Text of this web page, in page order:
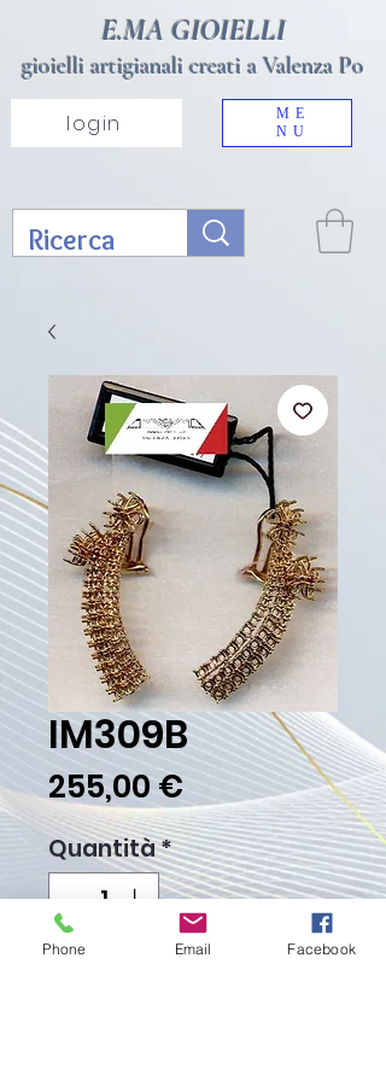
ME
NU
E.MA GIOIELLI
gioielli artigianali creati a Valenza Po
login
IM309B
255,00 € Prezzo
Quantità*
Phone Email Facebook